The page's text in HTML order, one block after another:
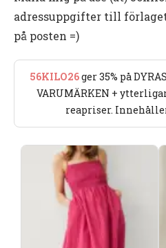
adressuppgifter till
på posten =)
56KILO26ger 35% på
VARUMÄRKEN +
reapriser.